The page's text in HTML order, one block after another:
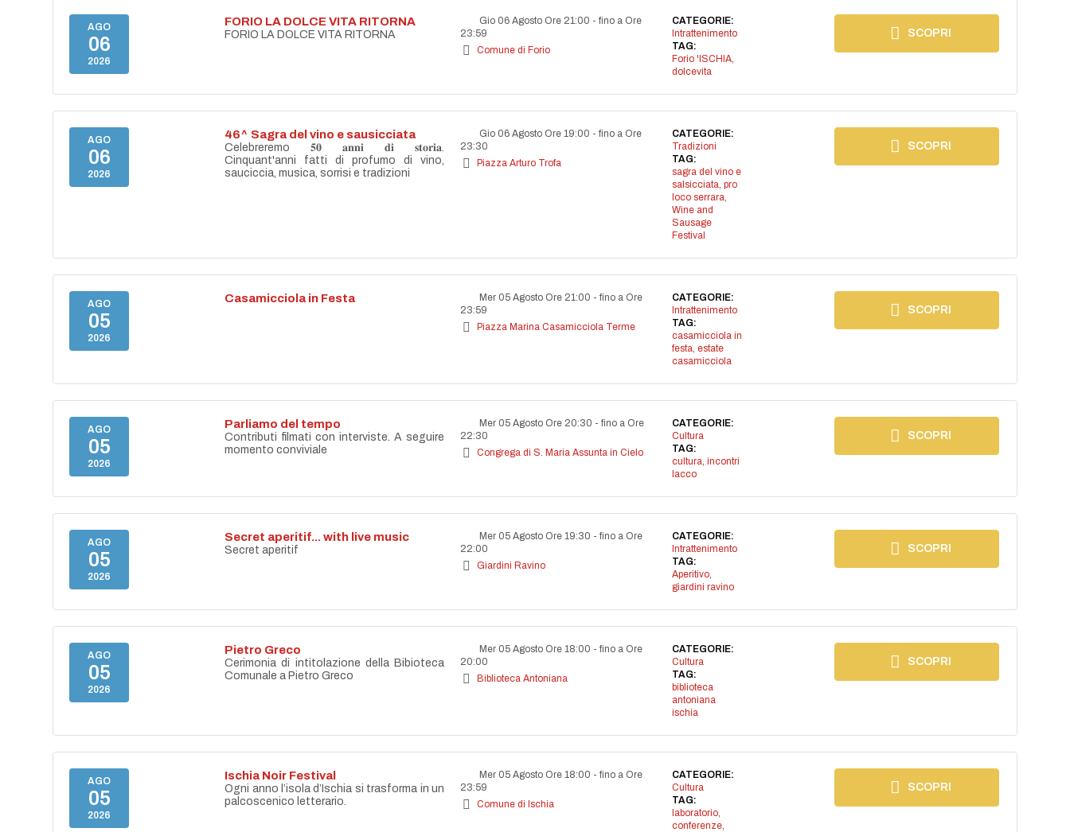
AGO
06
2026
FORIO LA DOLCE VITA RITORNA
FORIO LA DOLCE VITA RITORNA
Gio 06 Agosto Ore 21:00 - fino a Ore
23:59
Comune di Forio
CATEGORIE:
Intrattenimento
TAG:
Forio 'ISCHIA,
dolcevita
SCOPRI
AGO
06
2026
46^ Sagra del vino e sausicciata
Celebreremo 𝟓𝟎 𝐚𝐧𝐧𝐢 𝐝𝐢 𝐬𝐭𝐨𝐫𝐢𝐚.
Cinquant'anni fatti di profumo di vino,
sauciccia, musica, sorrisi e tradizioni
Gio 06 Agosto Ore 19:00 - fino a Ore
23:30
Piazza Arturo Trofa
CATEGORIE:
Tradizioni
TAG:
sagra del vino e
salsicciata, pro
loco serrara,
Wine and
Sausage
Festival
SCOPRI
AGO
05
2026
Casamicciola in Festa Mer 05 Agosto Ore 21:00 - fino a Ore
23:59
Piazza Marina Casamicciola Terme
CATEGORIE:
Intrattenimento
TAG:
casamicciola in
festa, estate
casamicciola
SCOPRI
AGO
05
2026
Parliamo del tempo
Contributi filmati con interviste. A seguire
momento conviviale
Mer 05 Agosto Ore 20:30 - fino a Ore
22:30
Congrega di S. Maria Assunta in Cielo
CATEGORIE:
Cultura
TAG:
cultura, incontri
lacco
SCOPRI
AGO
05
2026
Secret aperitif... with live music
Secret aperitif
Mer 05 Agosto Ore 19:30 - fino a Ore
22:00
Giardini Ravino
CATEGORIE:
Intrattenimento
TAG:
Aperitivo,
giardini ravino
SCOPRI
AGO
05
2026
Pietro Greco
Cerimonia di intitolazione della Bibioteca
Comunale a Pietro Greco
Mer 05 Agosto Ore 18:00 - fino a Ore
20:00
Biblioteca Antoniana
CATEGORIE:
Cultura
TAG:
biblioteca
antoniana
ischia
SCOPRI
AGO
05
2026
Ischia Noir Festival
Ogni anno l’isola d’Ischia si trasforma in un
palcoscenico letterario.
Mer 05 Agosto Ore 18:00 - fino a Ore
23:59
Comune di Ischia
CATEGORIE:
Cultura
TAG:
laboratorio,
conferenze,
SCOPRI